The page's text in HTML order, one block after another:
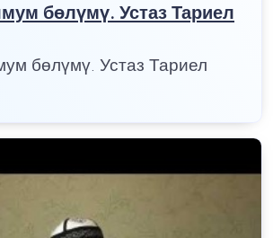
бөлүмү. Устаз Тариел
бөлүмү. Устаз Тариел